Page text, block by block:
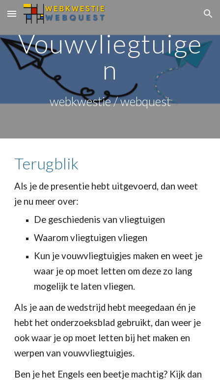
Skip to main content Skip to navigation
Vouwvliegtuige
n
webkwestie / webquest
Terugblik
Als je de presentie hebt uitgevoerd, dan weet
je nu meer over:
De geschiedenis van vliegtuigen
Waarom vliegtuigen vliegen
Kun je vouwvliegtuigjes maken en weet je
waar je op moet letten om deze zo lang
mogelijk te laten vliegen.
Als je aan de wedstrijd hebt meegedaan én je
hebt het onderzoeksblad gebruikt, dan weer je
ook waar je op moet letten bij het maken en
werpen van vouwvliegtuigjes.
Ben je het Engels een beetje machtig? Kijk dan